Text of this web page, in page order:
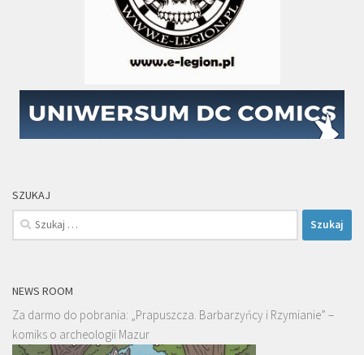
SZUKAJ
Szukaj:
NEWS ROOM
Za darmo do pobrania: „Prapuszcza. Barbarzyńcy i Rzymianie” –
komiks o archeologii Mazur